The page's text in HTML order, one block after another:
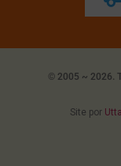
© 2005 ~ 2026.
Site por